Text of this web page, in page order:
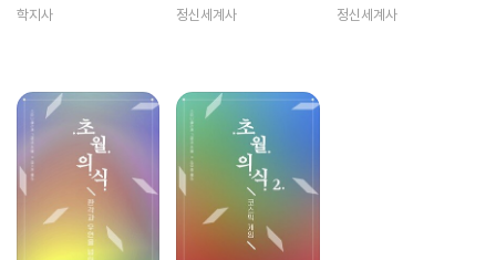
학지사 정신세계사 정신세계사